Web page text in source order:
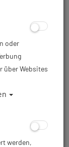
oder
über Websites
werden,